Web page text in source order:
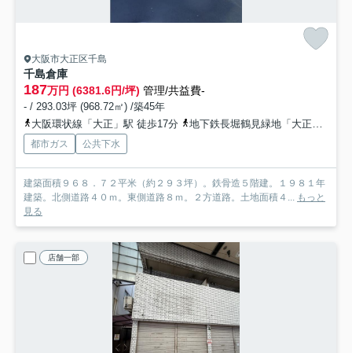
大阪市大正区千島
千島倉庫
187万円 (6381.6円/坪) 管理/共益費-
- / 293.03坪 (968.72㎡) /築45年
大阪環状線「大正」駅 徒歩17分
地下鉄長堀鶴見緑地「大正」駅 徒歩17分
都市ガス 公共下水
建築面積９６８．７２平米（約２９３坪）。鉄骨造５階建。１９８１年
建築。北側道路４０ｍ。東側道路８ｍ。２方道路。土地面積４... もっと
見る
店舗一部